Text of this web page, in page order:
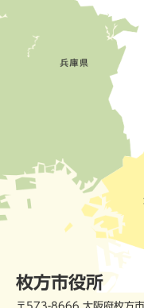
枚方市役所
〒573-8666 大阪府枚方